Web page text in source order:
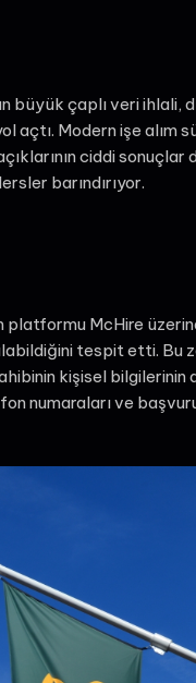
büyük çaplı veri
açtı. Modern işe alım
ciddi
barındırıyor.
platformu McHire
tespit etti.
kişisel bilgilerinin
numaraları ve